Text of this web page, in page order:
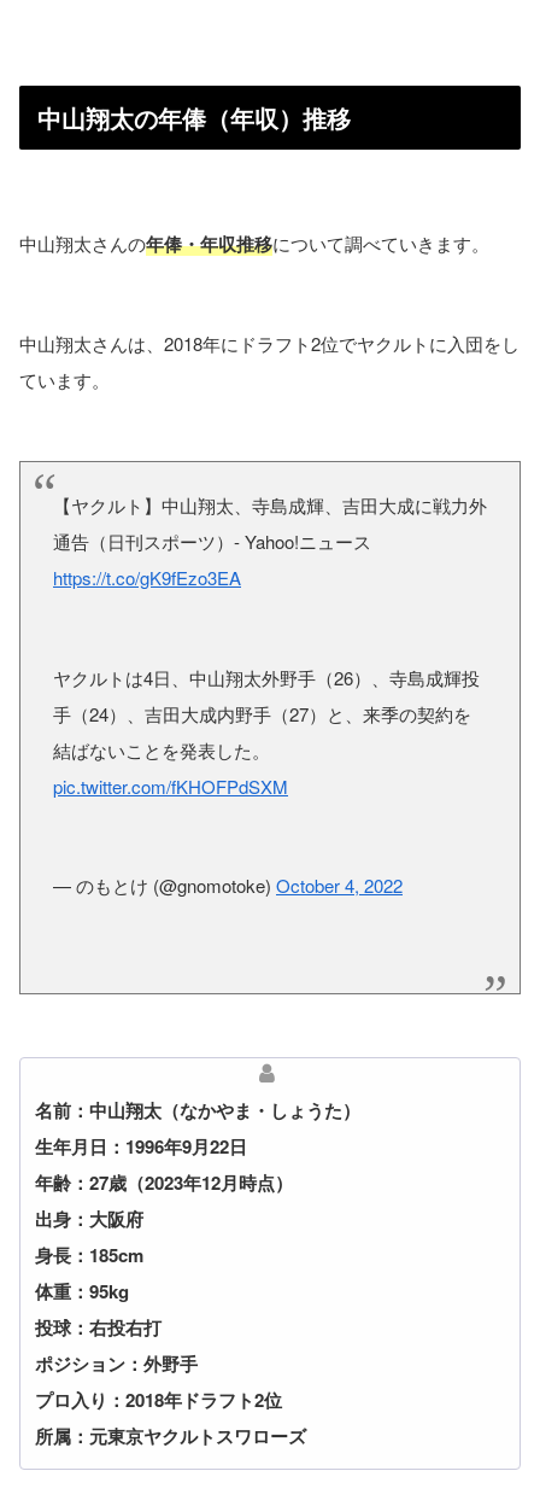
中山翔太の年俸（年収）推移
中山翔太さんの年俸・年収推移について調べていきます。
中山翔太さんは、2018年にドラフト2位でヤクルトに入団をし
ています。
【ヤクルト】中山翔太、寺島成輝、吉田大成に戦力外
通告（日刊スポーツ）- Yahoo!ニュース
https://t.co/gK9fEzo3EA
ヤクルトは4日、中山翔太外野手（26）、寺島成輝投
手（24）、吉田大成内野手（27）と、来季の契約を
結ばないことを発表した。
pic.twitter.com/fKHOFPdSXM
— のもとけ (@gnomotoke) October 4, 2022
名前：中山翔太（なかやま・しょうた）
生年月日：1996年9月22日
年齢：27歳（2023年12月時点）
出身：大阪府
身長：185cm
体重：95kg
投球：右投右打
ポジション：外野手
プロ入り：2018年ドラフト2位
所属：元東京ヤクルトスワローズ